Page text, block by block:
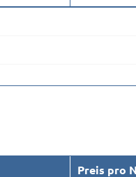
Preis pro